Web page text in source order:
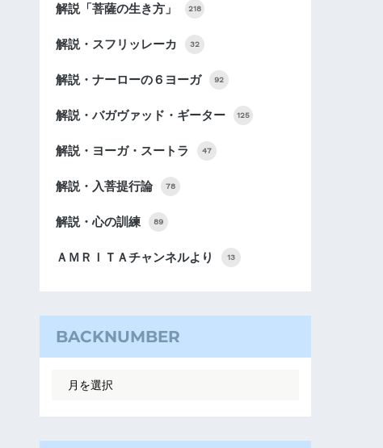
解説「菩薩の生き方」 218
解説・スフリッレーカ 32
解説・ナーローの６ヨーガ 92
解説・バガヴァッド・ギーター 125
解説・ヨーガ・スートラ 47
解説・入菩提行論 78
解説・心の訓練 89
ＡＭＲＩＴＡチャンネルより 13
BACKNUMBER